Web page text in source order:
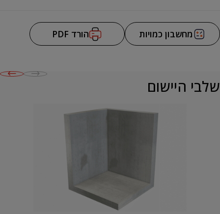
מחשבון כמויות הורד PDF
שלבי היישום